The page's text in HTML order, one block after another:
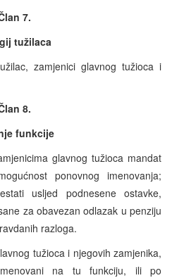
7.
tužilaca
zamjenici glavnog tužioca i
8.
funkcije
glavnog tužioca mandat
ponovnog imenovanja;
usljed podnesene ostavke,
za obavezan odlazak u penziju
razloga.
tužioca i njegovih zamjenika,
na tu funkciju, ili po